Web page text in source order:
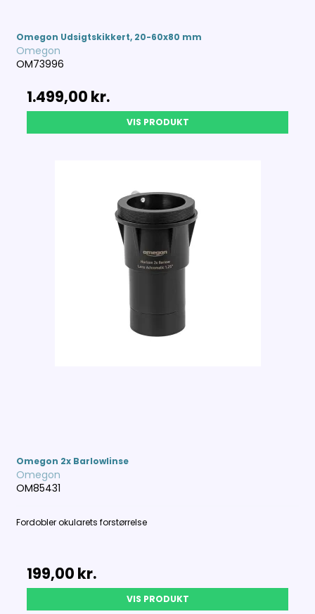
Omegon Udsigtskikkert, 20-60x80 mm
Omegon
OM73996
1.499,00 kr.
VIS PRODUKT
Omegon 2x Barlowlinse
Omegon
OM85431
Fordobler okularets forstørrelse
199,00 kr.
VIS PRODUKT